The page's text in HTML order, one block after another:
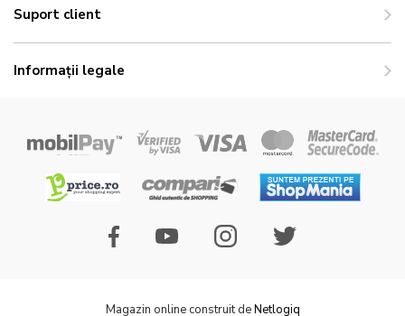
Suport client
Informații legale
Magazin online construit deNetlogiq